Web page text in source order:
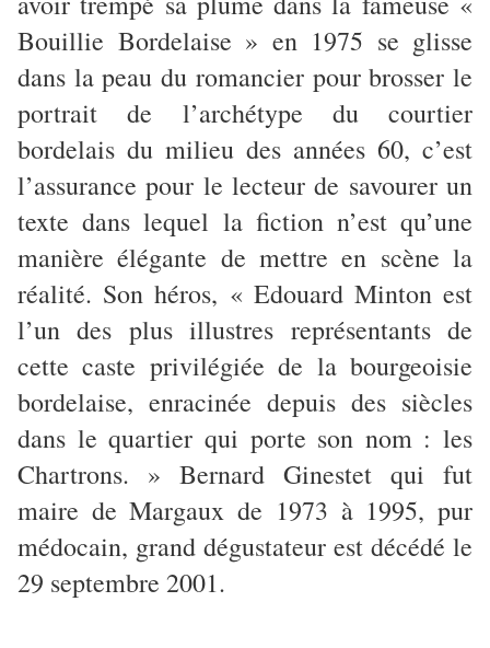
Bouillie Bordelaise » en 1975 se glisse
dans la peau du romancier pour brosser le
portrait de l’archétype du courtier
bordelais du milieu des années 60, c’est
l’assurance pour le lecteur de savourer un
texte dans lequel la fiction n’est qu’une
manière élégante de mettre en scène la
réalité. Son héros, « Edouard Minton est
l’un des plus illustres représentants de
cette caste privilégiée de la bourgeoisie
bordelaise, enracinée depuis des siècles
dans le quartier qui porte son nom : les
Chartrons. » Bernard Ginestet qui fut
maire de Margaux de 1973 à 1995, pur
médocain, grand dégustateur est décédé le
29 septembre 2001.